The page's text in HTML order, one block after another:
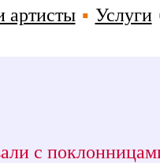
артисты ▪ Услуги
с